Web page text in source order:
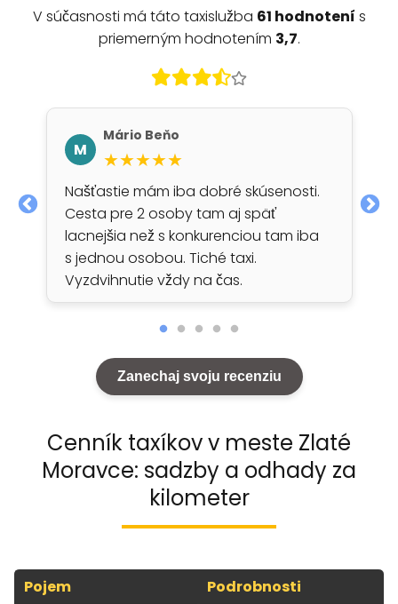
V súčasnosti má táto taxislužba 61 hodnotení s
priemerným hodnotením 3,7.
M
Mário Beňo
★★★★★
Našťastie mám iba dobré skúsenosti.
Cesta pre 2 osoby tam aj späť
lacnejšia než s konkurenciou tam iba
s jednou osobou. Tiché taxi.
Vyzdvihnutie vždy na čas.
Zanechaj svoju recenziu
Cenník taxíkov v meste Zlaté
Moravce: sadzby a odhady za
kilometer
Pojem Podrobnosti